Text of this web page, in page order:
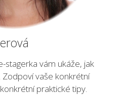
stagerka vám ukáže, jak
Zodpoví vaše konkrétní
praktické tipy.